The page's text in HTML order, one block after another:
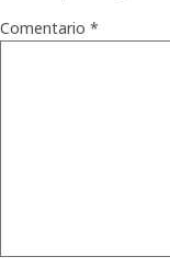
Comentario *